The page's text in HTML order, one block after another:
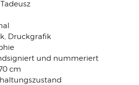
Druckgrafik
und nummeriert
cm